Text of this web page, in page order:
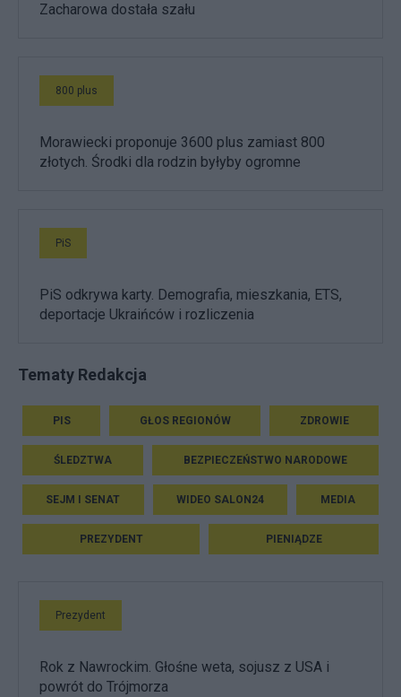
Zacharowa dostała szału
800 plus
Morawiecki proponuje 3600 plus zamiast 800
złotych. Środki dla rodzin byłyby ogromne
PiS
PiS odkrywa karty. Demografia, mieszkania, ETS,
deportacje Ukraińców i rozliczenia
Tematy Redakcja
PIS GŁOS REGIONÓW ZDROWIE
ŚLEDZTWA BEZPIECZEŃSTWO NARODOWE
SEJM I SENAT WIDEO SALON24 MEDIA
PREZYDENT PIENIĄDZE
Prezydent
Rok z Nawrockim. Głośne weta, sojusz z USA i
powrót do Trójmorza